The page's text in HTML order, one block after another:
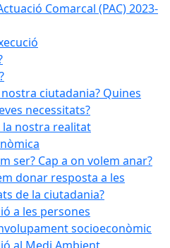
Comarcal (PAC) 2023-
ciutadania? Quines
necessitats?
la nostra realitat
ser? Cap a on volem anar?
donar resposta a les
de la ciutadania?
a les persones
socioeconòmic